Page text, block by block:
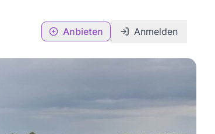
Anbieten Anmelden